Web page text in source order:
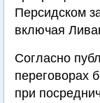
Персидском
включая
Согласно
переговорах
при